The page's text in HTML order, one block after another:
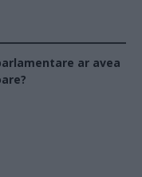
ar avea